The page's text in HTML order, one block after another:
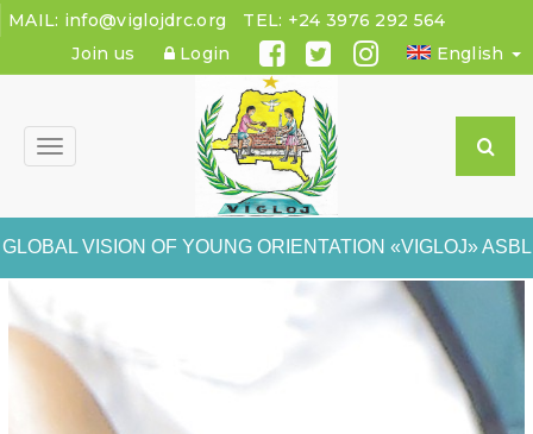
MAIL: info@viglojdrc.org TEL: +24 3976 292 564
Join us
Login English
Toggle
GLOBAL VISION OF YOUNG ORIENTATION «VIGLOJ» ASBL